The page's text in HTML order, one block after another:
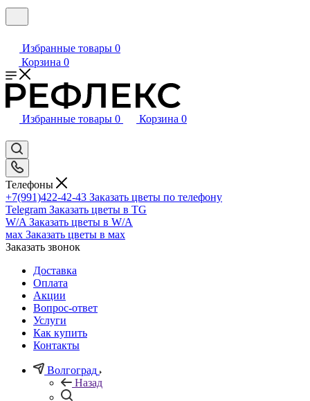
Избранные товары 0
Корзина 0
Избранные товары 0 Корзина 0
Телефоны
+7(991)422-42-43 Заказать цветы по телефону
Telegram Заказать цветы в TG
W/A Заказать цветы в W/A
мах Заказать цветы в мах
Заказать звонок
Доставка
Оплата
Акции
Вопрос-ответ
Услуги
Как купить
Контакты
Волгоград
Назад